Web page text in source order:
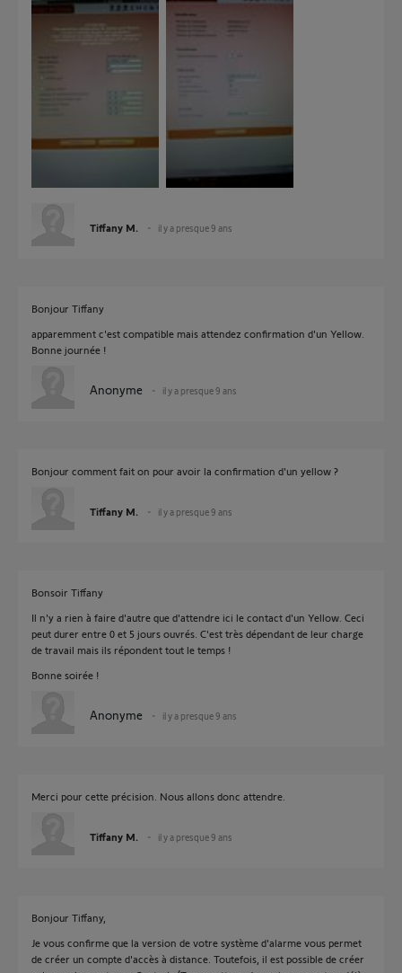
Tiffany M. il y a presque 9 ans
Bonjour Tiffany
apparemment c'est compatible mais attendez confirmation d'un Yellow.
Bonne journée !
Anonyme il y a presque 9 ans
Bonjour comment fait on pour avoir la confirmation d'un yellow ?
Tiffany M. il y a presque 9 ans
Bonsoir Tiffany
Il n'y a rien à faire d'autre que d'attendre ici le contact d'un Yellow. Ceci
peut durer entre 0 et 5 jours ouvrés. C'est très dépendant de leur charge
de travail mais ils répondent tout le temps !
Bonne soirée !
Anonyme il y a presque 9 ans
Merci pour cette précision. Nous allons donc attendre.
Tiffany M. il y a presque 9 ans
Bonjour Tiffany,
Je vous confirme que la version de votre système d'alarme vous permet
de créer un compte d'accès à distance. Toutefois, il est possible de créer